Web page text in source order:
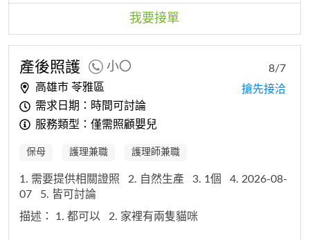
我要接單
產後照護 小〇
高雄市 苓雅區
需求日期：時間可討論
服務類型：僅需照顧嬰兒
8/7
搶先接洽
保母 護理兼職 護理師兼職
1. 需要提供相關證照 2. 自然生產 3. 1個
4. 2026-08-
07
5. 皆可討論
描述： 1. 都可以 2. 家裡有兩隻貓咪